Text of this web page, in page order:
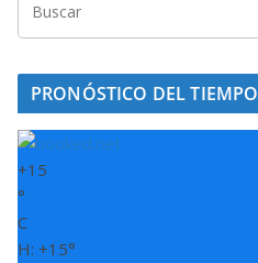
PRONÓSTICO DEL TIEMPO
+15
°
C
H: +15°